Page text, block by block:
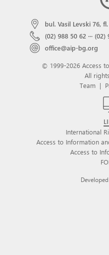
bul. Vasil Levski 76,
(02) 988 50 62 ··· (02)
office@aip-bg.org
© 1999-2026 Access
All
Team |
International
Access to Information
Access to